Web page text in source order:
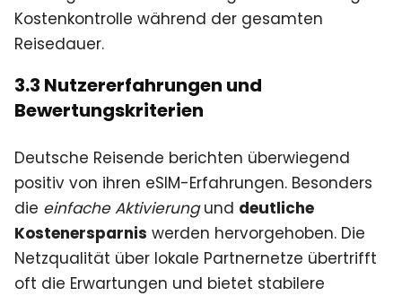
Kostenkontrolle während der gesamten
Reisedauer.
3.3 Nutzererfahrungen und
Bewertungskriterien
Deutsche Reisende berichten überwiegend
positiv von ihren eSIM-Erfahrungen. Besonders
die einfache Aktivierungund deutliche
Kostenersparnis werden hervorgehoben. Die
Netzqualität über lokale Partnernetze übertrifft
oft die Erwartungen und bietet stabilere